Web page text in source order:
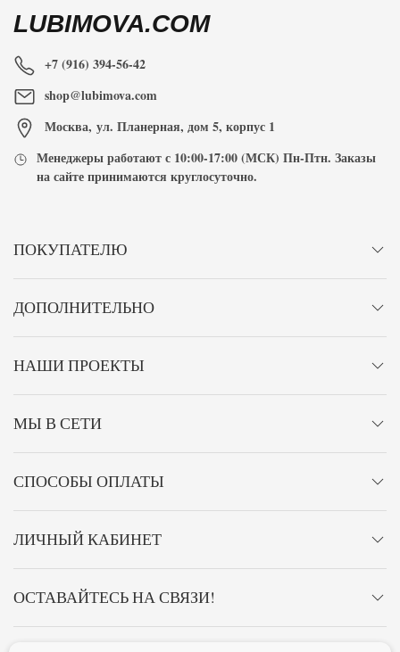
LUBIMOVA.COM
+7 (916) 394-56-42
shop@lubimova.com
Москва, ул. Планерная, дом 5, корпус 1
Менеджеры работают с 10:00-17:00(МСК) Пн-Птн. Заказы
на сайте принимаются круглосуточно.
ПОКУПАТЕЛЮ
ДОПОЛНИТЕЛЬНО
НАШИ ПРОЕКТЫ
МЫ В СЕТИ
СПОСОБЫ ОПЛАТЫ
ЛИЧНЫЙ КАБИНЕТ
ОСТАВАЙТЕСЬ НА СВЯЗИ!